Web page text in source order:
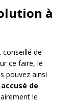
à
conseillé de
ce faire, le
pouvez ainsi
de
le